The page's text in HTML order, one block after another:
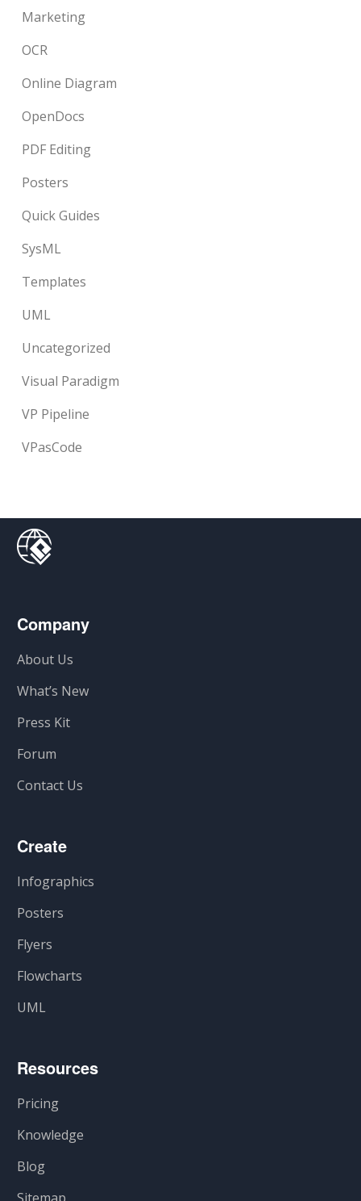
Marketing
OCR
Online Diagram
OpenDocs
PDF Editing
Posters
Quick Guides
SysML
Templates
UML
Uncategorized
Visual Paradigm
VP Pipeline
VPasCode
Company
About Us
What’s New
Press Kit
Forum
Contact Us
Create
Infographics
Posters
Flyers
Flowcharts
UML
Resources
Pricing
Knowledge
Blog